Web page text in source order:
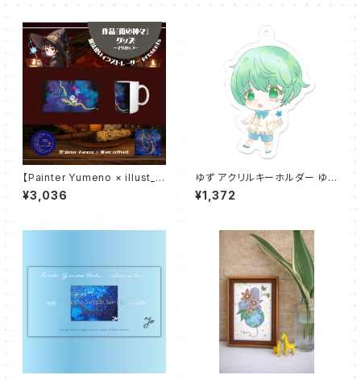
【Painter Yumeno × illust_c
offret】雨の神々 マグカップ
¥3,036
ゆず アクリルキーホルダー ゆめ
のまほう
¥1,372